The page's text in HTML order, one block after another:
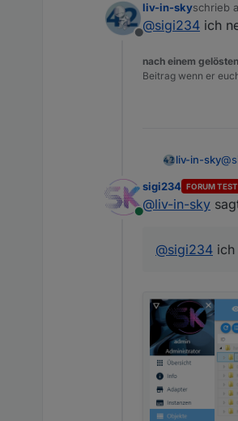
@
Ja
Es
Offline
liv-in-skyschrieb
zuletzt
@sigi234 ich
nach einem
Beitrag wenn er
liv-in-sky@
Online
sigi234 FORUM
@liv-in-sky
@sigi234